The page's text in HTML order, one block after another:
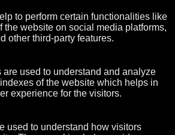
to perform certain functionalities like
the website on social media platforms,
other third-party features.
are used to understand and analyze
of the website which helps in
experience for the visitors.
used to understand how visitors